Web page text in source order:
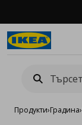
Продукти›Градина›